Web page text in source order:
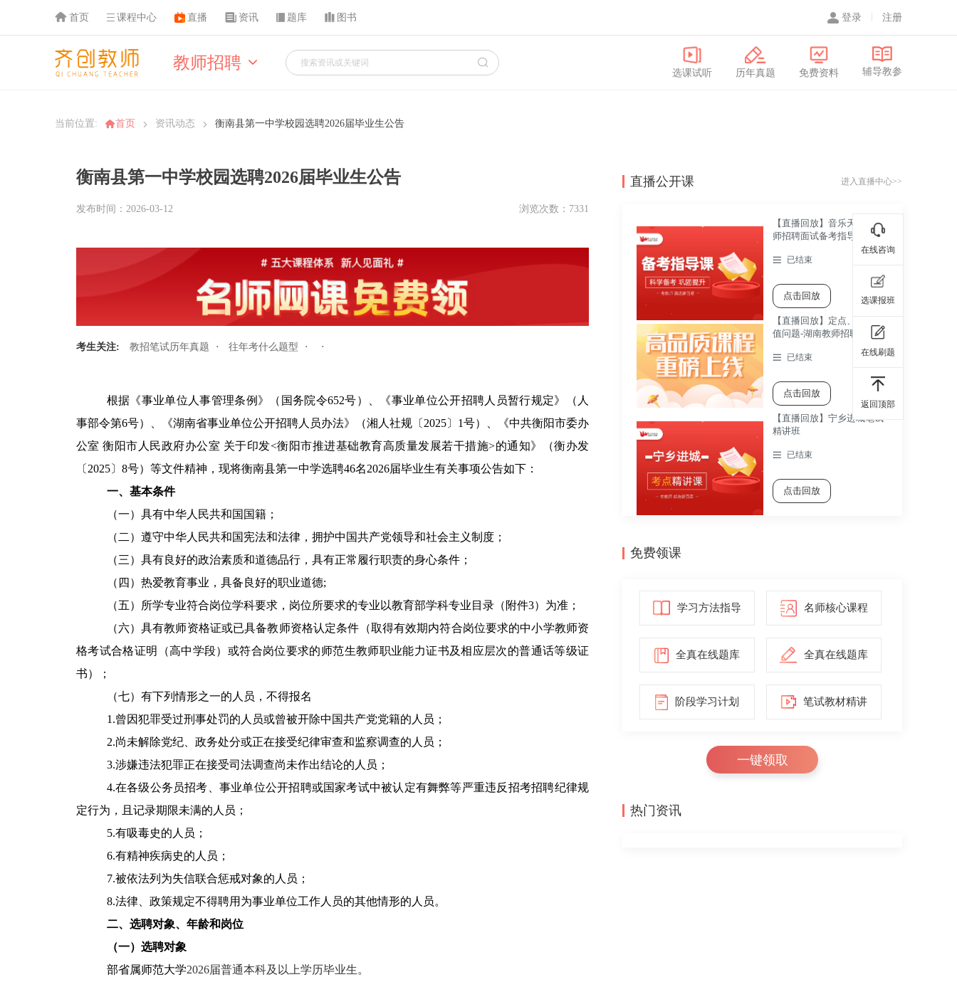
首页 课程中心 直播 资讯 题库 图书 登录 注册
教师招聘
选课试听 历年真题 免费资料 辅导教参
当前位置: 首页 资讯动态 衡南县第一中学校园选聘2026届毕业生公告
衡南县第一中学校园选聘2026届毕业生公告
发布时间：2026-03-12 浏览次数：7331
考生关注: 教招笔试历年真题 · 往年考什么题型 · ·
根据《事业单位人事管理条例》（国务院令652号）、《事业单位公开招聘人员暂行规定》（人
事部令第6号）、《湖南省事业单位公开招聘人员办法》（湘人社规〔2025〕1号）、《中共衡阳市委办
公室 衡阳市人民政府办公室 关于印发<衡阳市推进基础教育高质量发展若干措施>的通知》（衡办发
〔2025〕8号）等文件精神，现将衡南县第一中学选聘46名2026届毕业生有关事项公告如下：
一、基本条件
（一）具有中华人民共和国国籍；
（二）遵守中华人民共和国宪法和法律，拥护中国共产党领导和社会主义制度；
（三）具有良好的政治素质和道德品行，具有正常履行职责的身心条件；
（四）热爱教育事业，具备良好的职业道德;
（五）所学专业符合岗位学科要求，岗位所要求的专业以教育部学科专业目录（附件3）为准；
（六）具有教师资格证或已具备教师资格认定条件（取得有效期内符合岗位要求的中小学教师资
格考试合格证明（高中学段）或符合岗位要求的师范生教师职业能力证书及相应层次的普通话等级证
书）；
（七）有下列情形之一的人员，不得报名
1.曾因犯罪受过刑事处罚的人员或曾被开除中国共产党党籍的人员；
2.尚未解除党纪、政务处分或正在接受纪律审查和监察调查的人员；
3.涉嫌违法犯罪正在接受司法调查尚未作出结论的人员；
4.在各级公务员招考、事业单位公开招聘或国家考试中被认定有舞弊等严重违反招考招聘纪律规
定行为，且记录期限未满的人员；
5.有吸毒史的人员；
6.有精神疾病史的人员；
7.被依法列为失信联合惩戒对象的人员；
8.法律、政策规定不得聘用为事业单位工作人员的其他情形的人员。
二、选聘对象、年龄和岗位
（一）选聘对象
部省属师范大学2026届普通本科及以上学历毕业生。
直播公开课 进入直播中心>>
【直播回放】音乐天心区教
师招聘面试备考指导直播课
已结束
点击回放
【直播回放】定点、动点最
值问题-湖南教师招聘考试数
已结束
点击回放
【直播回放】宁乡进城笔试
精讲班
已结束
点击回放
免费领课
学习方法指导 名师核心课程
全真在线题库 全真在线题库
阶段学习计划 笔试教材精讲
一键领取
热门资讯
在线咨询
选课报班
在线刷题
返回顶部